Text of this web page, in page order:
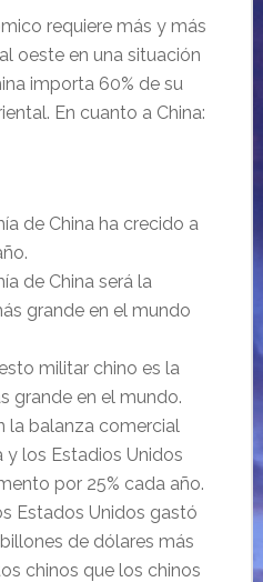
requiere más y más
oeste en una situación
importa 60% de su
En cuanto a China:
de China ha crecido a
de China será la
grande en el mundo
militar chino es la
grande en el mundo.
la balanza comercial
y los Estadios Unidos
por 25% cada año.
Estados Unidos gastó
de dólares más
chinos que los chinos